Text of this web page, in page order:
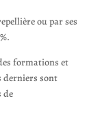
ou par ses
formations et
derniers sont
de